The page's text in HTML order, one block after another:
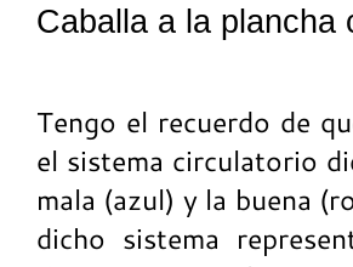
Caballa a la plancha
Tengo el recuerdo de
el sistema circulatorio
mala (azul) y la buena
dicho sistema